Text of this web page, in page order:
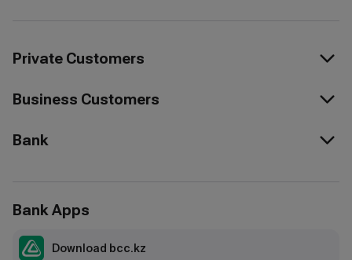
Private Customers
Business Customers
Bank
Bank Apps
Download bcc.kz